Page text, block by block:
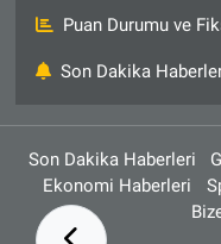
Puan Durumu ve
Son Dakika
Son Dakika Haberleri
Ekonomi Haberleri